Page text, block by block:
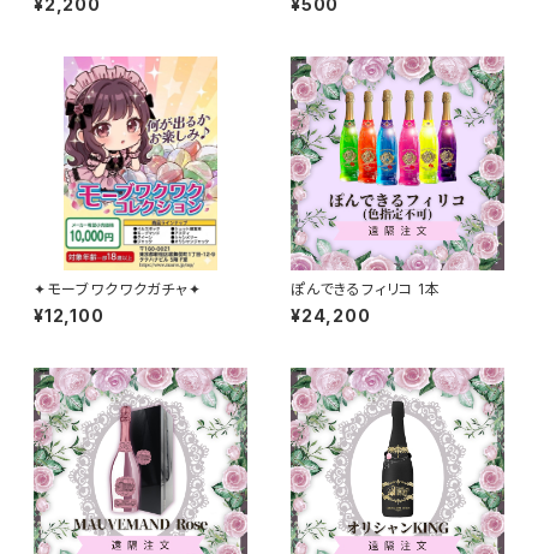
¥2,200 ¥500
✦モーブワクワクガチャ✦
¥12,100
ぽんできるフィリコ 1本
¥24,200